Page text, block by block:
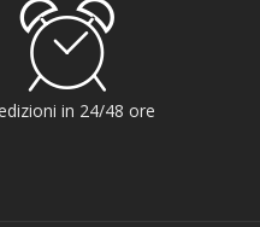
in 24/48 ore